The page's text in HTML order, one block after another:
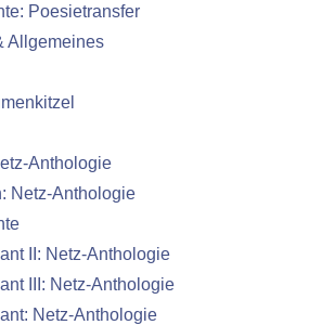
Poesietransfer
Allgemeines
Anthologie
Netz-Anthologie
II: Netz-Anthologie
III: Netz-Anthologie
Netz-Anthologie